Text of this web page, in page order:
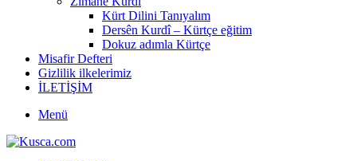
Kürt Dilini Tanıyalım
Dersên Kurdî – Kürtçe eğitim
Dokuz adımla Kürtçe
Misafir Defteri
Gizlilik ilkelerimiz
İLETİŞİM
Menü